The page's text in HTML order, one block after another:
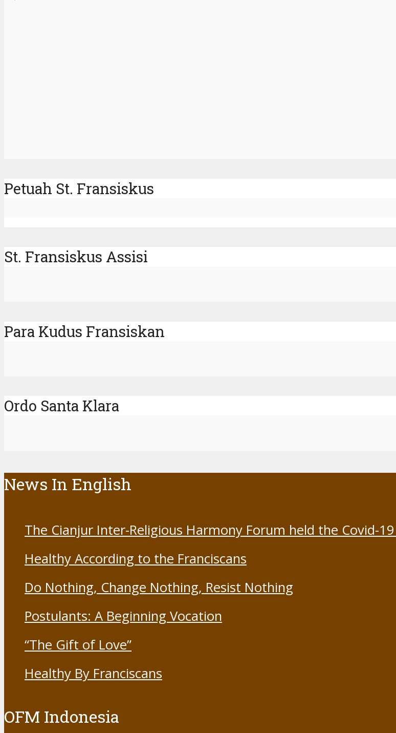
Petuah St. Fransiskus
St. Fransiskus Assisi
Para Kudus Fransiskan
Ordo Santa Klara
News In English
The Cianjur Inter-Religious Harmony Forum held the Covid-19
Healthy According to the Franciscans
Do Nothing, Change Nothing, Resist Nothing
Postulants: A Beginning Vocation
“The Gift of Love”
Healthy By Franciscans
OFM Indonesia